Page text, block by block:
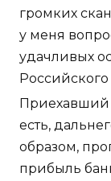
громких
у меня
удачливых
Приехавший
есть,
образом,
прибыль